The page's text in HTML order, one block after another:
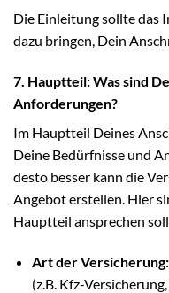
Die Einleitung sollte das
dazu bringen, Dein
7. Hauptteil: Was sind
Anforderungen?
Im Hauptteil Deines
Deine Bedürfnisse und
desto besser kann die
Angebot erstellen. Hier
Hauptteil ansprechen
Art der Versicherung:
(z.B. Kfz-